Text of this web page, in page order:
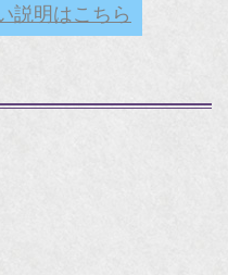
説明はこちら